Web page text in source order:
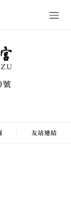
號
友站連結